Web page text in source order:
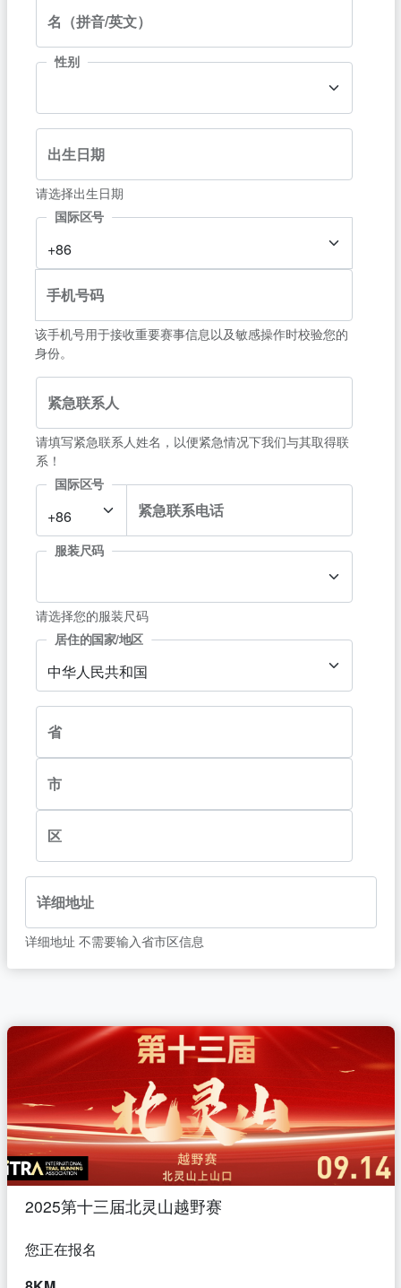
名（拼音/英文）
性别
出生日期
请选择出生日期
+86
国际区号
手机号码
该手机号用于接收重要赛事信息以及敏感操作时校验您的
身份。
紧急联系人
请填写紧急联系人姓名，以便紧急情况下我们与其取得联
系！
+86
国际区号
紧急联系电话
服装尺码
请选择您的服装尺码
中华人民共和国
居住的国家/地区
省
市
区
详细地址
详细地址 不需要输入省市区信息
2025第十三届北灵山越野赛
您正在报名